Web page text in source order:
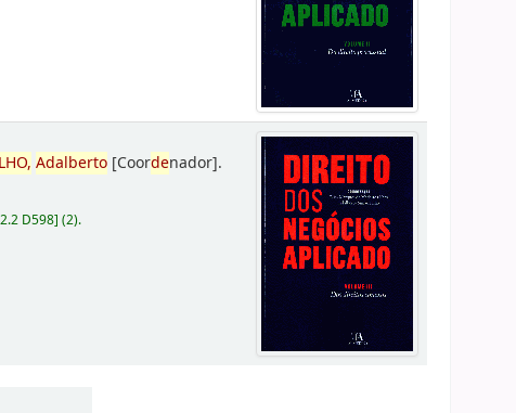
Adalberto [Coordenador].
D598](2).